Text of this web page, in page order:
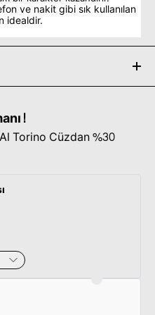
ve nakit gibi sık kullanılan
idealdir.
Torino Cüzdan %30